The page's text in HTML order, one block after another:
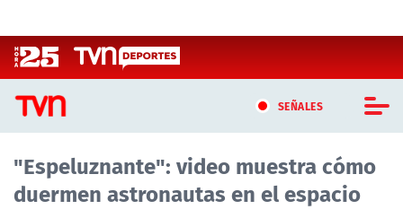
SEÑALES
CASTING MASTERCHEF CHILE
CASTING TVN VERTICAL
"Espeluznante": video muestra cómo
duermen astronautas en el espacio